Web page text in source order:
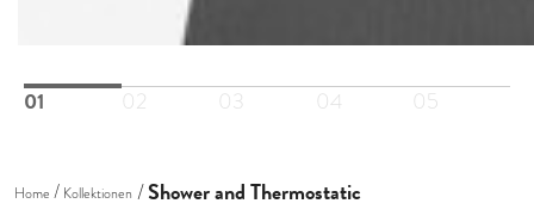
01 02 03 04 05
Home Kollektionen Shower and Thermostatic